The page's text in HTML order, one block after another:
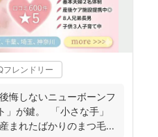
フレンドリー
悔しないニューボーンフ
」が鍵。 「小さな手」
まれたばかりのまつ毛...